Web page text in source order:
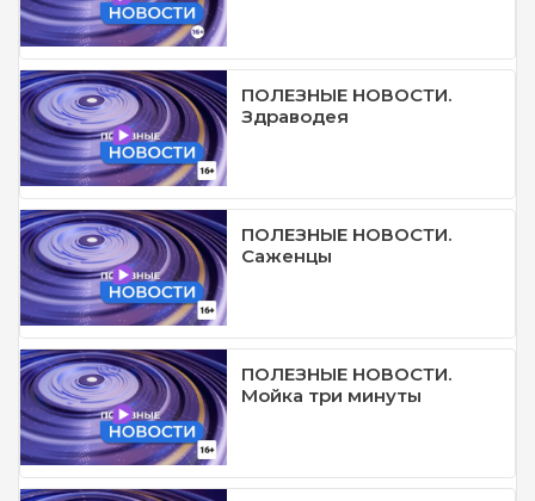
ПОЛЕЗНЫЕ НОВОСТИ.
Здраводея
ПОЛЕЗНЫЕ НОВОСТИ.
Саженцы
ПОЛЕЗНЫЕ НОВОСТИ.
Мойка три минуты